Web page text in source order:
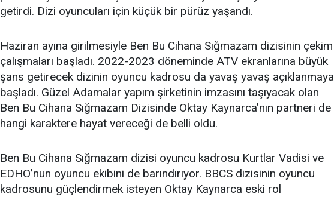
getirdi. Dizi oyuncuları için küçük bir pürüz yaşandı.
Haziran ayına girilmesiyle Ben Bu Cihana Sığmazam dizisinin çekim
çalışmaları başladı. 2022-2023 döneminde ATV ekranlarına büyük
şans getirecek dizinin oyuncu kadrosu da yavaş yavaş açıklanmaya
başladı. Güzel Adamalar yapım şirketinin imzasını taşıyacak olan
Ben Bu Cihana Sığmazam Dizisinde Oktay Kaynarca’nın partneri de
hangi karaktere hayat vereceği de belli oldu.
Ben Bu Cihana Sığmazam dizisi oyuncu kadrosu Kurtlar Vadisi ve
EDHO’nun oyuncu ekibini de barındırıyor. BBCS dizisinin oyuncu
kadrosunu güçlendirmek isteyen Oktay Kaynarca eski rol